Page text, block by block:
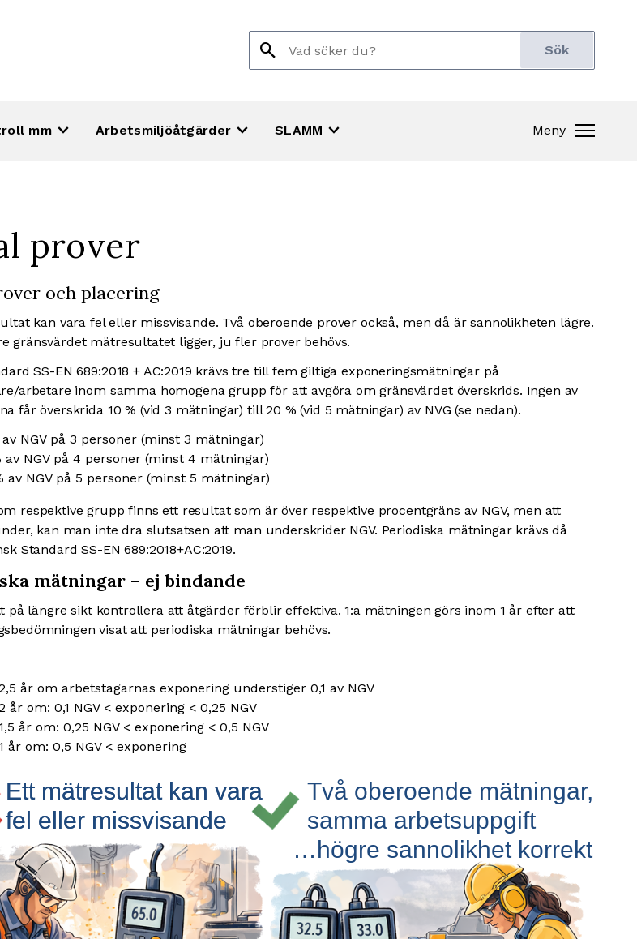
search
Sök
efter:
mm keyboard_arrow_down Arbetsmiljöåtgärder keyboard_arrow_down SLAMM keyboard_arrow_down Meny
prover
och placering
kan vara fel eller missvisande. Två oberoende prover också, men då är sannolikheten lägre.
gränsvärdet mätresultatet ligger, ju fler prover behövs.
SS-EN 689:2018 + AC:2019 krävs tre till fem giltiga exponeringsmätningar på
arbetare inom samma homogena grupp för att avgöra om gränsvärdet överskrids. Ingen av
får överskrida 10 % (vid 3 mätningar) till 20 % (vid 5 mätningar) av NVG (se nedan).
av NGV på 3 personer (minst 3 mätningar)
av NGV på 4 personer (minst 4 mätningar)
av NGV på 5 personer (minst 5 mätningar)
respektive grupp finns ett resultat som är över respektive procentgräns av NGV, men att
kan man inte dra slutsatsen att man underskrider NGV. Periodiska mätningar krävs då
Standard SS-EN 689:2018+AC:2019.
mätningar – ej bindande
på längre sikt kontrollera att åtgärder förblir effektiva. 1:a mätningen görs inom 1 år efter att
visat att periodiska mätningar behövs.
år om arbetstagarnas exponering understiger 0,1 av NGV
år om: 0,1 NGV < exponering < 0,25 NGV
år om: 0,25 NGV < exponering < 0,5 NGV
år om: 0,5 NGV < exponering